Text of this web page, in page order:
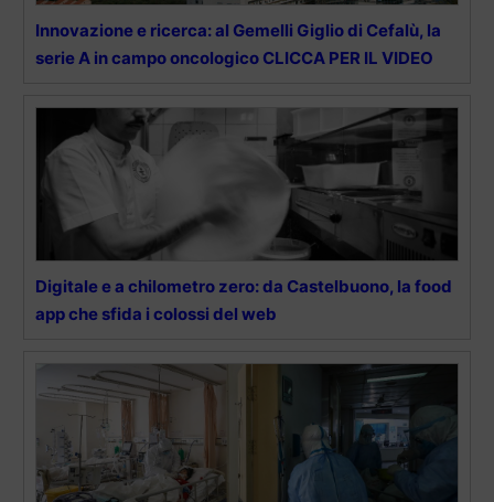
Innovazione e ricerca: al Gemelli Giglio di Cefalù, la
serie A in campo oncologico CLICCA PER IL VIDEO
Digitale e a chilometro zero: da Castelbuono, la food
app che sfida i colossi del web